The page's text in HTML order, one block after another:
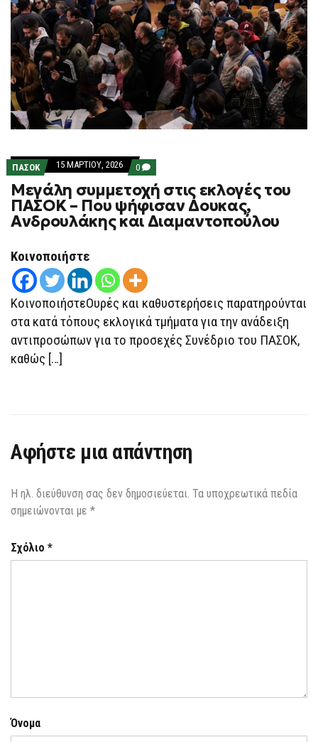
ΠΑΣΟΚ 15 ΜΑΡΤΊΟΥ, 2026 0 COMMENTS
ON
ΜΕΓΆΛΗ
ΣΥΜΜΕΤΟΧΉ
ΣΤΙΣ
ΕΚΛΟΓΈΣ
ΨΉΦΙΣΑΝ
ΔΟΥΚΑΣ,
ΑΝΔΡΟΥΛΆΚΗΣ
ΚΑΙ
ΔΙΑΜΑΝΤΟΠΟΎΛΟΥ
Μεγάλη συμμετοχή στις εκλογές του
ΠΑΣΟΚ – Που ψήφισαν Δουκας,
Ανδρουλάκης και Διαμαντοπούλου
Κοινοποιήστε
ΚοινοποιήστεΟυρές και καθυστερήσεις παρατηρούνται
στα κατά τόπους εκλογικά τμήματα για την ανάδειξη
αντιπροσώπων για το προσεχές Συνέδριο του ΠΑΣΟΚ,
καθώς […]
Αφήστε μια απάντηση
Η ηλ. διεύθυνση σας δεν δημοσιεύεται. Τα υποχρεωτικά πεδία
σημειώνονται με *
Σχόλιο *
Όνομα